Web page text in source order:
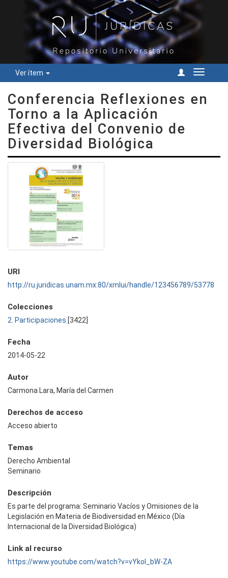
Ver ítem
Cambiar
Conferencia Reflexiones en
Torno a la Aplicación
Efectiva del Convenio de
Diversidad Biológica
URI
http://ru.juridicas.unam.mx:80/xmlui/handle/123456789/53778
Colecciones
2. Participaciones [3422]
Fecha
2014-05-22
Autor
Carmona Lara, María del Carmen
Derechos de acceso
Acceso abierto
Temas
Derecho Ambiental
Seminario
Descripción
Es parte del programa: Seminario Vacíos y Omisiones de la
Legislación en Materia de Biodiversidad en México (Día
Internacional de la Diversidad Biológica)
Link al recurso
https://www.youtube.com/watch?v=vYkoI_bW-ZA